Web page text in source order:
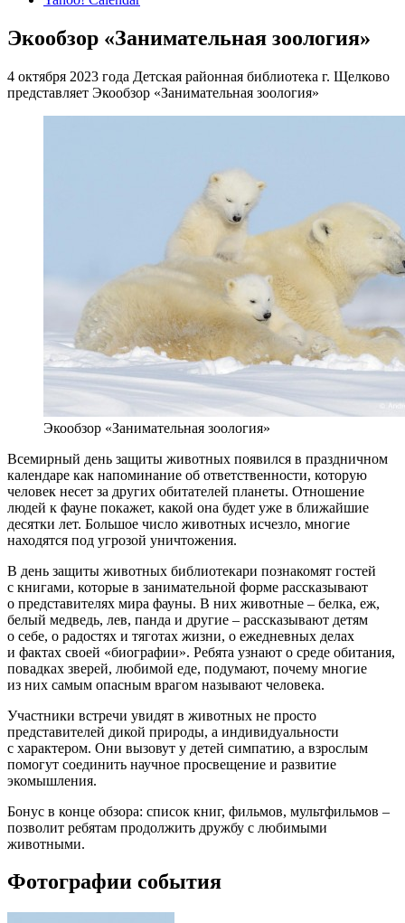
Экообзор «Занимательная зоология»
4 октября 2023 года Детская районная библиотека г. Щелково
представляет Экообзор «Занимательная зоология»
Экообзор «Занимательная зоология»
Всемирный день защиты животных появился в праздничном
календаре как напоминание об ответственности, которую
человек несет за других обитателей планеты. Отношение
людей к фауне покажет, какой она будет уже в ближайшие
десятки лет. Большое число животных исчезло, многие
находятся под угрозой уничтожения.
В день защиты животных библиотекари познакомят гостей
с книгами, которые в занимательной форме рассказывают
о представителях мира фауны. В них животные – белка, еж,
белый медведь, лев, панда и другие – рассказывают детям
о себе, о радостях и тяготах жизни, о ежедневных делах
и фактах своей «биографии». Ребята узнают о среде обитания,
повадках зверей, любимой еде, подумают, почему многие
из них самым опасным врагом называют человека.
Участники встречи увидят в животных не просто
представителей дикой природы, а индивидуальности
с характером. Они вызовут у детей симпатию, а взрослым
помогут соединить научное просвещение и развитие
экомышления.
Бонус в конце обзора: список книг, фильмов, мультфильмов –
позволит ребятам продолжить дружбу с любимыми
животными.
Фотографии события